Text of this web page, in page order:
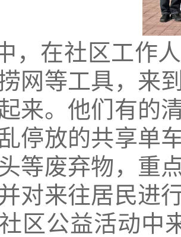
， 在社区工作
网等工具，来
来。他们有的
停放的共享单
等废弃物，重
对来往居民进
区公益活动中